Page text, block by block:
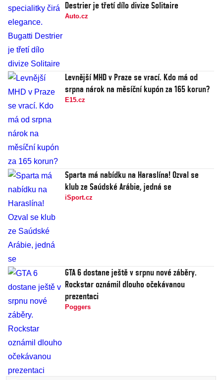
Destrier je třetí dílo divize Solitaire
Auto.cz
Levnější MHD v Praze se vrací. Kdo má od
srpna nárok na měsíční kupón za 165 korun?
E15.cz
Sparta má nabídku na Haraslína! Ozval se
klub ze Saúdské Arábie, jedná se
iSport.cz
GTA 6 dostane ještě v srpnu nové záběry.
Rockstar oznámil dlouho očekávanou
prezentaci
Poggers